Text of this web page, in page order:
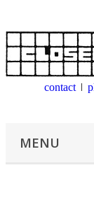
contact
MENU